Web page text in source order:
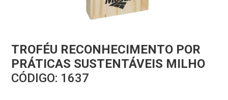
TROFÉU RECONHECIMENTO POR
PRÁTICAS SUSTENTÁVEIS MILHO
CÓDIGO: 1637